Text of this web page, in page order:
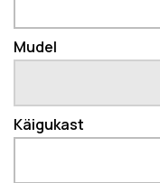
Mudel
Käigukast